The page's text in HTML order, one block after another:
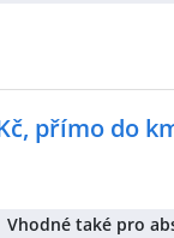
přímo do
Vhodné také pro